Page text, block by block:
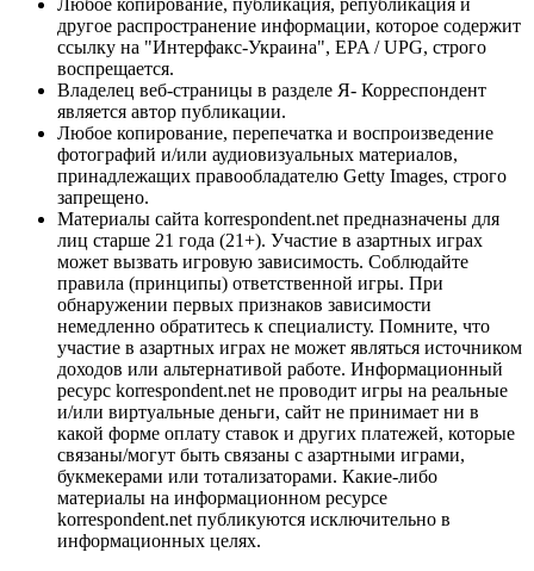
Любое копирование, публикация, републикация и
другое распространение информации, которое содержит
ссылку на "Интерфакс-Украина", EPA / UPG, строго
воспрещается.
Владелец веб-страницы в разделе Я- Корреспондент
является автор публикации.
Любое копирование, перепечатка и воспроизведение
фотографий и/или аудиовизуальных материалов,
принадлежащих правообладателю Getty Images, строго
запрещено.
Материалы сайта korrespondent.net предназначены для
лиц старше 21 года (21+). Участие в азартных играх
может вызвать игровую зависимость. Соблюдайте
правила (принципы) ответственной игры. При
обнаружении первых признаков зависимости
немедленно обратитесь к специалисту. Помните, что
участие в азартных играх не может являться источником
доходов или альтернативой работе. Информационный
ресурс korrespondent.net не проводит игры на реальные
и/или виртуальные деньги, сайт не принимает ни в
какой форме оплату ставок и других платежей, которые
связаны/могут быть связаны с азартными играми,
букмекерами или тотализаторами. Какие-либо
материалы на информационном ресурсе
korrespondent.net публикуются исключительно в
информационных целях.